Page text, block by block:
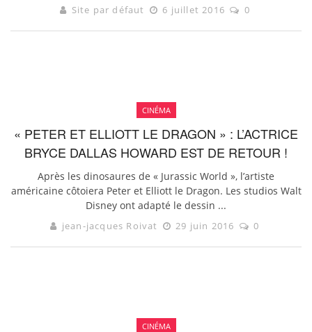
Site par défaut 6 juillet 2016 0
CINÉMA
« PETER ET ELLIOTT LE DRAGON » : L’ACTRICE
BRYCE DALLAS HOWARD EST DE RETOUR !
Après les dinosaures de « Jurassic World », l’artiste
américaine côtoiera Peter et Elliott le Dragon. Les studios Walt
Disney ont adapté le dessin ...
jean-jacques Roivat 29 juin 2016 0
CINÉMA